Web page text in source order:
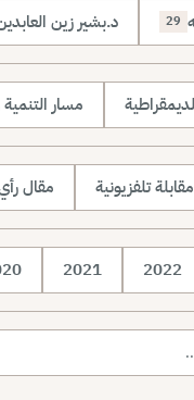
29 د.بشير زين
مسار
مقابلة تلفزيونية مقال
2022
2021